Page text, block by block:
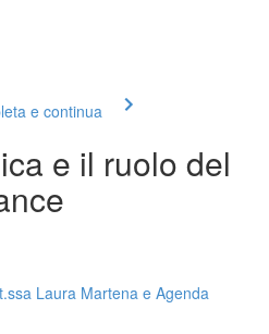
e continua
e il ruolo del
Laura Martena e Agenda